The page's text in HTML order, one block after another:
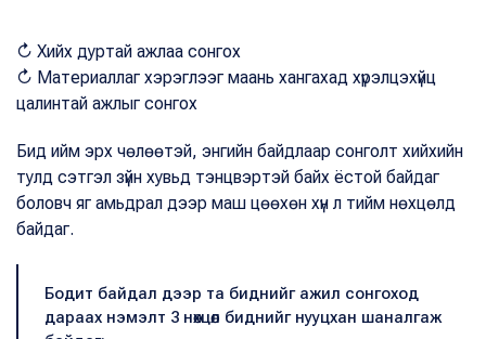
↻ Хийх дуртай ажлаа сонгох
↻ Материаллаг хэрэглээг маань хангахад хүрэлцэхүйц
цалинтай ажлыг сонгох
Бид ийм эрх чөлөөтэй, энгийн байдлаар сонголт хийхийн
тулд сэтгэл зүйн хувьд тэнцвэртэй байх ёстой байдаг
боловч яг амьдрал дээр маш цөөхөн хүн л тийм нөхцөлд
байдаг.
Бодит байдал дээр та биднийг ажил сонгоход
дараах нэмэлт 3 нөхцөл биднийг нууцхан шаналгаж